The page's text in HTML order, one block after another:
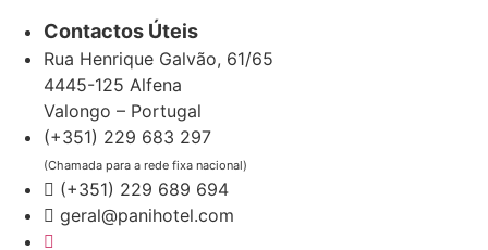
Contactos Úteis
Rua Henrique Galvão, 61/65
4445-125 Alfena
Valongo – Portugal
(+351) 229 683 297
(Chamada para a rede fixa nacional)
(+351) 229 689 694
geral@panihotel.com